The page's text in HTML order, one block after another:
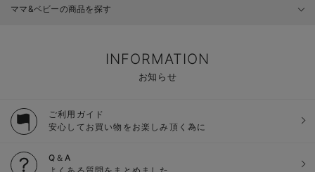
ママ&ベビーの商品を探す
INFORMATION
お知らせ
ご利用ガイド
安心してお買い物をお楽しみ頂く為に
Q＆A